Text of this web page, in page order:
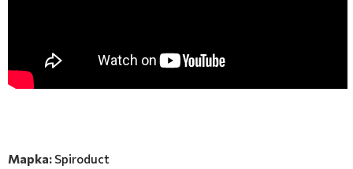
Марка: Spiroduct